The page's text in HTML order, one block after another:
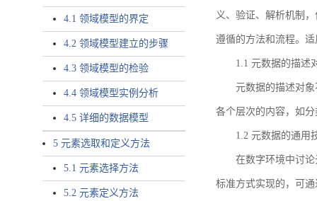
4.1 领域模型的界定
4.2 领域模型建立的步骤
4.3 领域模型的检验
4.4 领域模型实例分析
4.5 详细的数据模型
5 元素选取和定义方法
5.1 元素选择方法
5.2 元素定义方法
义、验证、解析机制
遵循的方法和流程。
1.1 元数据的描述
元数据的描述对
各个层次的内容，如
1.2 元数据的通用
在数字环境中讨
标准方式实现的，可